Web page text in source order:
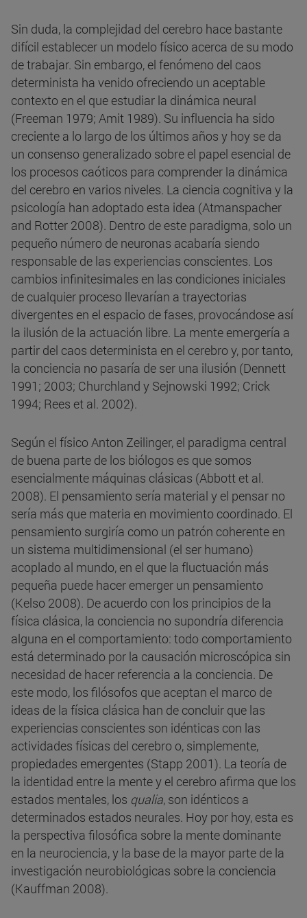
Sin duda, la complejidad del cerebro hace bastante
difícil establecer un modelo físico acerca de su modo
de trabajar. Sin embargo, el fenómeno del caos
determinista ha venido ofreciendo un aceptable
contexto en el que estudiar la dinámica neural
(Freeman 1979; Amit 1989). Su influencia ha sido
creciente a lo largo de los últimos años y hoy se da
un consenso generalizado sobre el papel esencial de
los procesos caóticos para comprender la dinámica
del cerebro en varios niveles. La ciencia cognitiva y la
psicología han adoptado esta idea (Atmanspacher
and Rotter 2008). Dentro de este paradigma, solo un
pequeño número de neuronas acabaría siendo
responsable de las experiencias conscientes. Los
cambios infinitesimales en las condiciones iniciales
de cualquier proceso llevarían a trayectorias
divergentes en el espacio de fases, provocándose así
la ilusión de la actuación libre. La mente emergería a
partir del caos determinista en el cerebro y, por tanto,
la conciencia no pasaría de ser una ilusión (Dennett
1991; 2003; Churchland y Sejnowski 1992; Crick
1994; Rees et al. 2002).
Según el físico Anton Zeilinger, el paradigma central
de buena parte de los biólogos es que somos
esencialmente máquinas clásicas (Abbott et al.
2008). El pensamiento sería material y el pensar no
sería más que materia en movimiento coordinado. El
pensamiento surgiría como un patrón coherente en
un sistema multidimensional (el ser humano)
acoplado al mundo, en el que la fluctuación más
pequeña puede hacer emerger un pensamiento
(Kelso 2008). De acuerdo con los principios de la
física clásica, la conciencia no supondría diferencia
alguna en el comportamiento: todo comportamiento
está determinado por la causación microscópica sin
necesidad de hacer referencia a la conciencia. De
este modo, los filósofos que aceptan el marco de
ideas de la física clásica han de concluir que las
experiencias conscientes son idénticas con las
actividades físicas del cerebro o, simplemente,
propiedades emergentes (Stapp 2001). La teoría de
la identidad entre la mente y el cerebro afirma que los
estados mentales, los qualia, son idénticos a
determinados estados neurales. Hoy por hoy, esta es
la perspectiva filosófica sobre la mente dominante
en la neurociencia, y la base de la mayor parte de la
investigación neurobiológicas sobre la conciencia
(Kauffman 2008).